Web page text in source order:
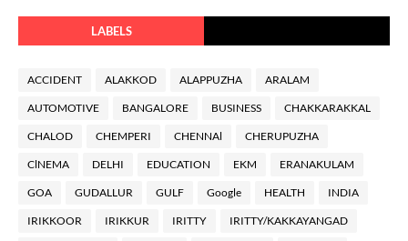
LABELS
ACCIDENT ALAKKOD ALAPPUZHA ARALAM
AUTOMOTIVE BANGALORE BUSINESS CHAKKARAKKAL
CHALOD CHEMPERI CHENNAl CHERUPUZHA
ClNEMA DELHI EDUCATION EKM ERANAKULAM
GOA GUDALLUR GULF Google HEALTH INDIA
IRIKKOOR IRIKKUR IRITTY IRITTY/KAKKAYANGAD